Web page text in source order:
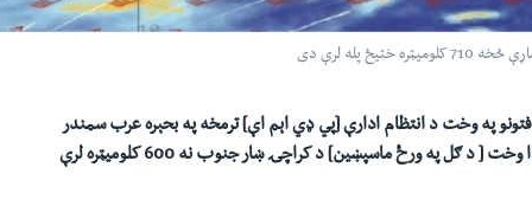
په وخت د انتظام ادارې [پي ډي اېم اې] ترمخه په بحېره عرب سمندر
وخت [ د ګل په ورځ ماسپښين] د کراچۍ ښار جنوب نه600 کلوميټره لرې